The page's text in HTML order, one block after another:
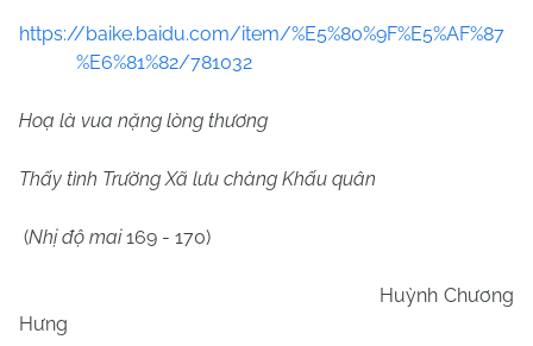
https://baike.baidu.com/item/%E5%80%9F%E5%AF%87
%E6%81%82/781032
Hoạ là vua nặng lòng thương
Thấy tình Trường Xã lưu chàng Khấu quân
(Nhị độ mai169 - 170)
Huỳnh Chương
Hưng